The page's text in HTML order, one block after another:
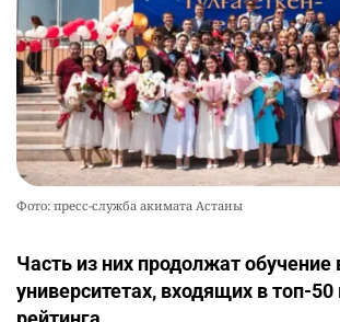
Фото: пресс-служба акимата Астаны
Часть из них продолжат обучение
университетах, входящих в топ-